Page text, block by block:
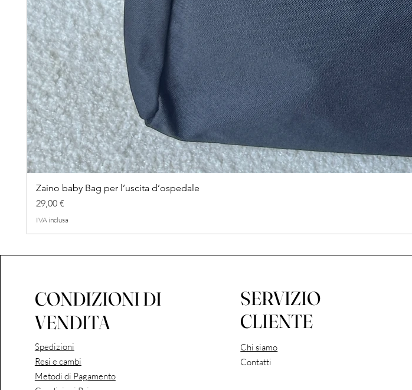
Zaino baby Bag per l’uscita d’ospedale
Prezzo
29,00 €
IVA inclusa
CONDIZIONI DI
VENDITA
Spedizioni
Resi e cambi
Metodi di Pagamento
SERVIZIO
CLIENTE
Chi siamo
Contatti